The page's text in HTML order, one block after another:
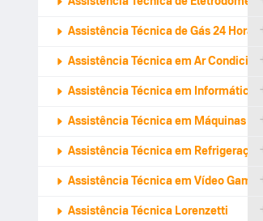
Assistência Técnica de Gás 24 Horas
Assistência Técnica em Ar Condicionado
Assistência Técnica em Informática
Assistência Técnica em Máquinas de Lavar
Assistência Técnica em Refrigeração
Assistência Técnica em Vídeo Games
Assistência Técnica Lorenzetti